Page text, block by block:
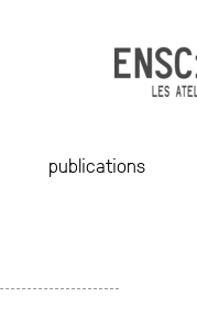
publications